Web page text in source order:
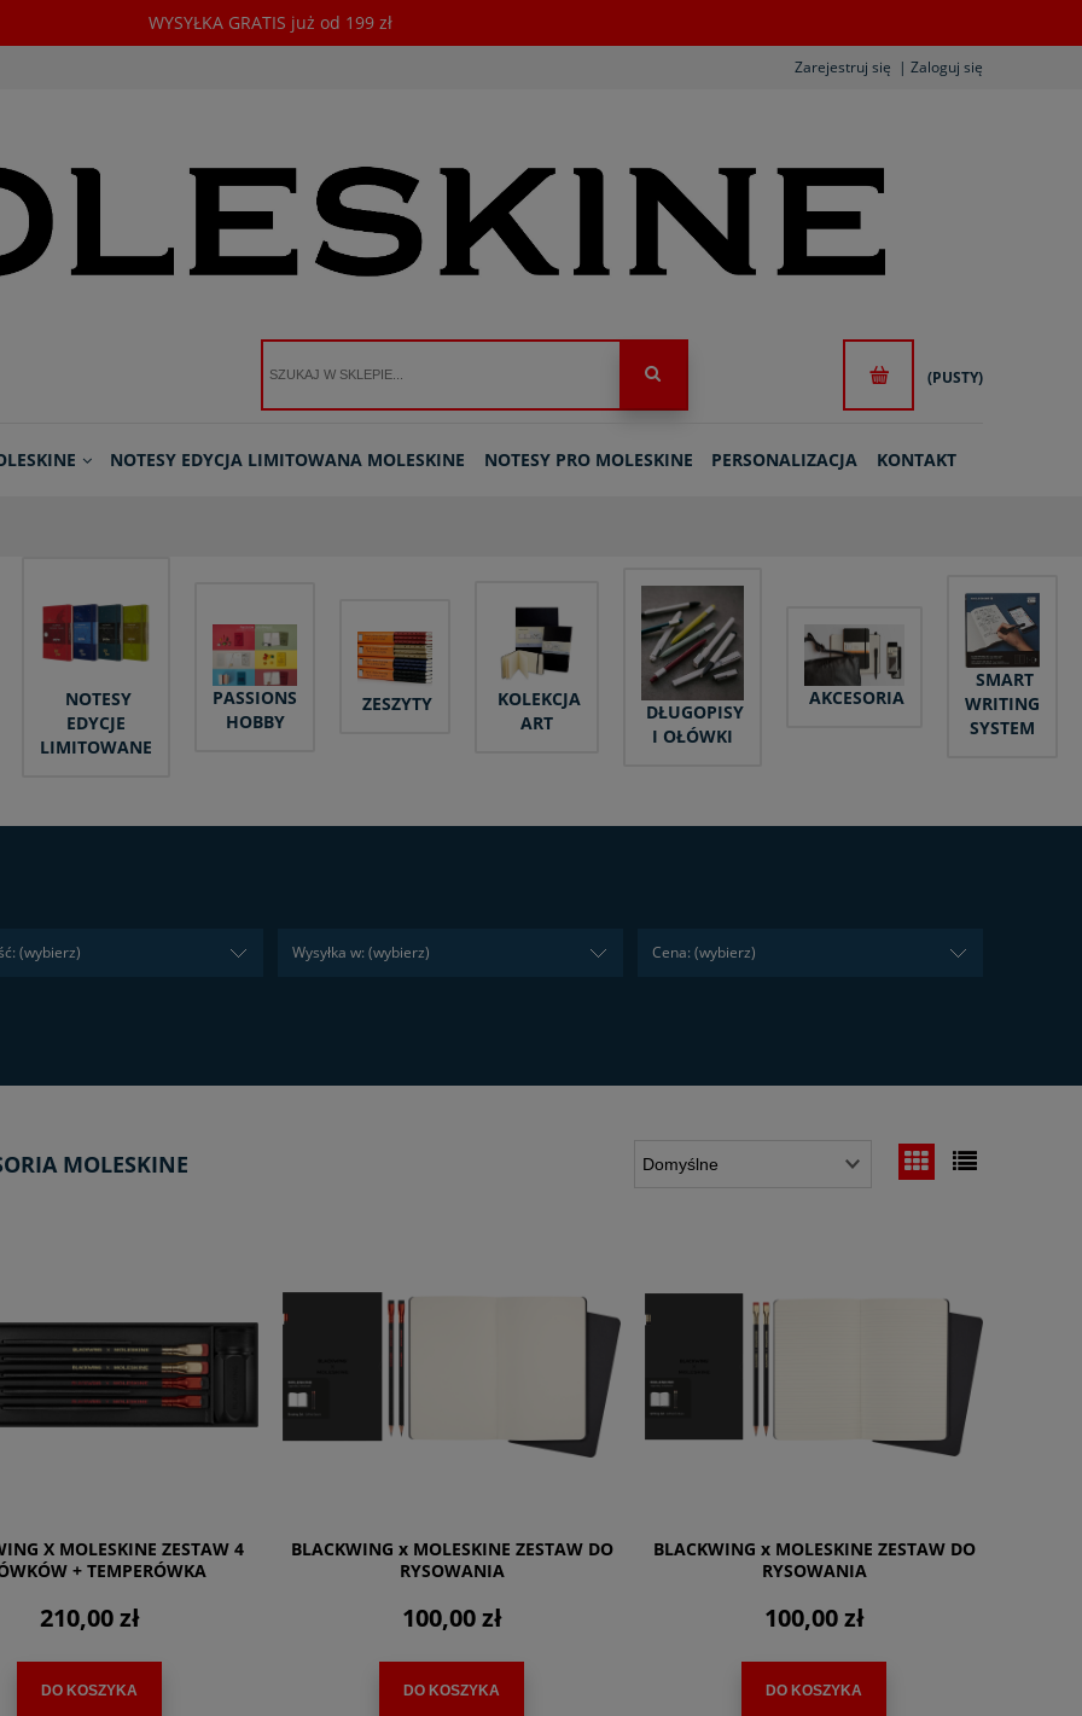
WYSYŁKA GRATIS już od 199 zł
Zarejestruj się Zaloguj się
(PUSTY)
NOTESY EDYCJA LIMITOWANA MOLESKINE NOTESY PRO MOLESKINE PERSONALIZACJA KONTAKT
NOTESY
EDYCJE
LIMITOWANE
PASSIONS
HOBBY
ZESZYTY
KOLEKCJA
ART
DŁUGOPISY
I OŁÓWKI
AKCESORIA
SMART
WRITING
SYSTEM
(wybierz) Wysyłka w: (wybierz) Cena: (wybierz)
MOLESKINE
X MOLESKINE ZESTAW 4
+ TEMPERÓWKA
210,00 zł
DO KOSZYKA
BLACKWING x MOLESKINE ZESTAW DO
RYSOWANIA
100,00 zł
DO KOSZYKA
BLACKWING x MOLESKINE ZESTAW DO
RYSOWANIA
100,00 zł
DO KOSZYKA